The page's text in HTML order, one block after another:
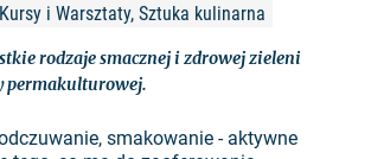
i Warsztaty, Sztuka kulinarna
rodzaje smacznej i zdrowej zieleni
permakulturowej.
smakowanie - aktywne